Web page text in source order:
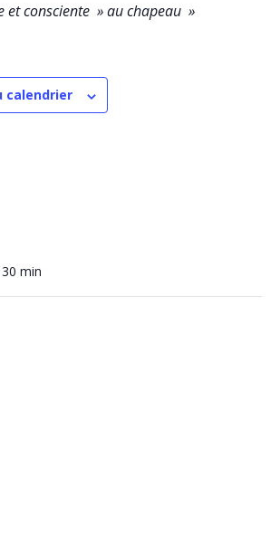
et consciente » au chapeau »
calendrier
min